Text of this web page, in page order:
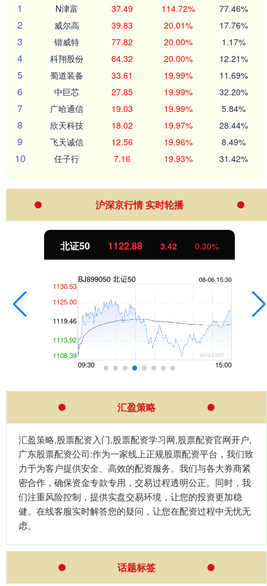
1
N津富 37.49 114.72% 77.46%
2 威尔高 39.83 20.01% 17.76%
3 锴威特 77.82 20.00% 1.17%
4 科翔股份 64.32 20.00% 12.21%
5 蜀道装备 33.61 19.99% 11.69%
6 中巨芯 27.85 19.99% 32.20%
7 广哈通信 19.03 19.99% 5.84%
8 欣天科技 18.02 19.97% 28.44%
9 飞天诚信 12.56 19.96% 8.49%
10 任子行 7.16 19.93% 31.42%
沪深京行情 实时轮播
北证50 1122.88 3.42 0.30%
汇盈策略
汇盈策略,股票配资入门,股票配资学习网,股票配资官网开户,
广东股票配资公司:作为一家线上正规股票配资平台，我们致
力于为客户提供安全、高效的配资服务。我们与各大券商紧
密合作，确保资金专款专用，交易过程透明公正。同时，我
们注重风险控制，提供实盘交易环境，让您的投资更加稳
健。在线客服实时解答您的疑问，让您在配资过程中无忧无
虑。
话题标签